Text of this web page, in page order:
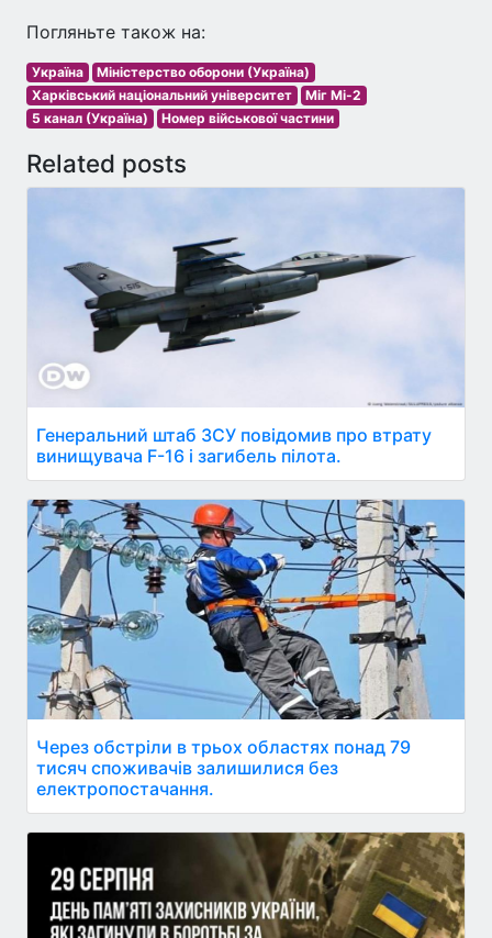
Погляньте також на:
Україна
Міністерство оборони (Україна)
Харківський національний університет
Міг Мі-2
5 канал (Україна)
Номер військової частини
Related posts
Генеральний штаб ЗСУ повідомив про втрату
винищувача F-16 і загибель пілота.
Через обстріли в трьох областях понад 79
тисяч споживачів залишилися без
електропостачання.